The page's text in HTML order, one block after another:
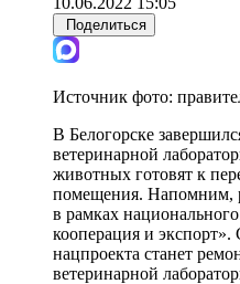
Поделиться
Источник фото:
В Белогорске
ветеринарной
животных готовят к
помещения. Напомним,
в рамках
кооперация и
нацпроекта станет
ветеринарной